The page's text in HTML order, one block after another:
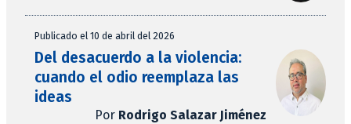
Publicado el 10 de abril del 2026
Del desacuerdo a la violencia:
cuando el odio reemplaza las
ideas
Por Rodrigo Salazar Jiménez